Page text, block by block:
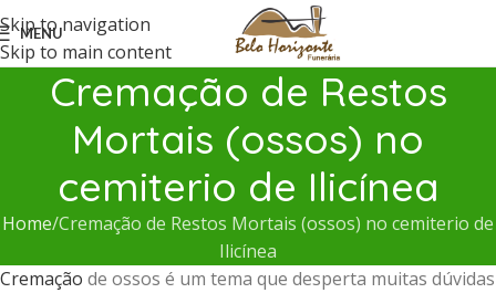
Skip to navigation
Skip to main content
MENU
Cremação de Restos
Mortais (ossos) no
cemiterio de Ilicínea
Home Cremação de Restos Mortais (ossos) no cemiterio de
Ilicínea
Cremação de ossos é um tema que desperta muitas dúvidas